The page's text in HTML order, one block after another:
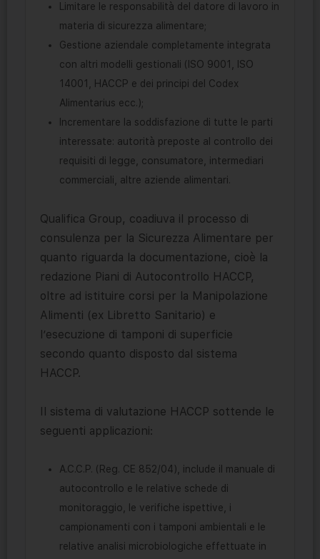
Limitare le responsabilità del datore di lavoro in
materia di sicurezza alimentare;
Gestione aziendale completamente integrata
con altri modelli gestionali (ISO 9001, ISO
14001, HACCP e dei principi del Codex
Alimentarius ecc.);
Incrementare la soddisfazione di tutte le parti
interessate: autorità preposte al controllo dei
requisiti di legge, consumatore, intermediari
commerciali, altre aziende alimentari.
Qualifica Group, coadiuva il processo di
consulenza per la Sicurezza Alimentare per
quanto riguarda la documentazione, cioè la
redazione Piani di Autocontrollo HACCP,
oltre ad istituire corsi per la Manipolazione
Alimenti (ex Libretto Sanitario) e
l’esecuzione di tamponi di superficie
secondo quanto disposto dal sistema
HACCP.
Il sistema di valutazione HACCP sottende le
seguenti applicazioni:
A.C.C.P. (Reg. CE 852/04), include il manuale di
autocontrollo e le relative schede di
monitoraggio, le verifiche ispettive, i
campionamenti con i tamponi ambientali e le
relative analisi microbiologiche effettuate in